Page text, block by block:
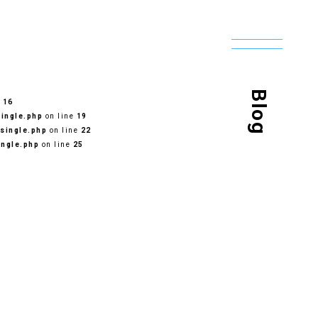
16
on line 19
on line 22
on line 25
Blog